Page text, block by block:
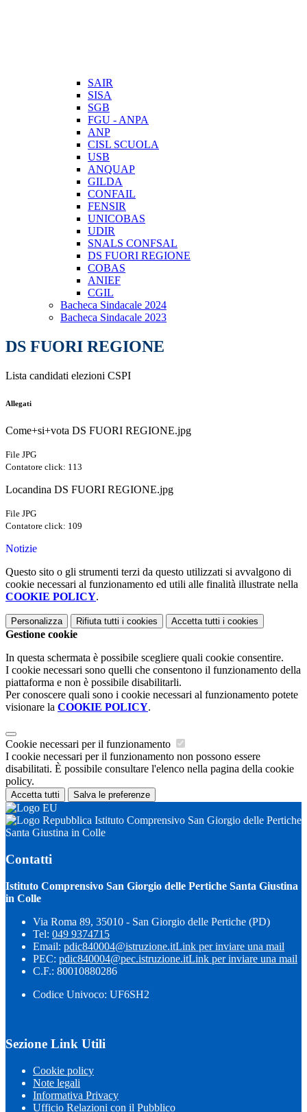
SAIR
SISA
SGB
FGU - ANPA
ANP
CISL SCUOLA
USB
ANQUAP
GILDA
CONFAIL
FENSIR
UNICOBAS
UDIR
SNALS CONFSAL
DS FUORI REGIONE
COBAS
ANIEF
CGIL
Bacheca Sindacale 2024
Bacheca Sindacale 2023
DS FUORI REGIONE
Lista candidati elezioni CSPI
Allegati
Come+si+vota DS FUORI REGIONE.jpg
File JPG
Contatore click: 113
Locandina DS FUORI REGIONE.jpg
File JPG
Contatore click: 109
Notizie
Questo sito o gli strumenti terzi da questo utilizzati si avvalgono di
cookie necessari al funzionamento ed utili alle finalità illustrate nella
COOKIE POLICY.
Personalizza Rifiuta tutti i cookies Accetta tutti i cookies
Gestione cookie
In questa schermata è possibile scegliere quali cookie consentire.
I cookie necessari sono quelli che consentono il funzionamento della
piattaforma e non è possibile disabilitarli.
Per conoscere quali sono i cookie necessari al funzionamento potete
visionare la COOKIE POLICY.
Cookie necessari per il funzionamento
I cookie necessari per il funzionamento non possono essere
disabilitati. È possibile consultare l'elenco nella pagina della cookie
policy.
Accetta tutti Salva le preferenze
Istituto Comprensivo San Giorgio delle Pertiche
Santa Giustina in Colle
Contatti
Istituto Comprensivo San Giorgio delle Pertiche Santa Giustina
in Colle
Via Roma 89, 35010 - San Giorgio delle Pertiche (PD)
Tel: 049 9374715
Email: pdic840004@istruzione.itLink per inviare una mail
PEC: pdic840004@pec.istruzione.itLink per inviare una mail
C.F.: 80010880286
Codice Univoco: UF6SH2
Sezione Link Utili
Cookie policy
Note legali
Informativa Privacy
Ufficio Relazioni con il Pubblico